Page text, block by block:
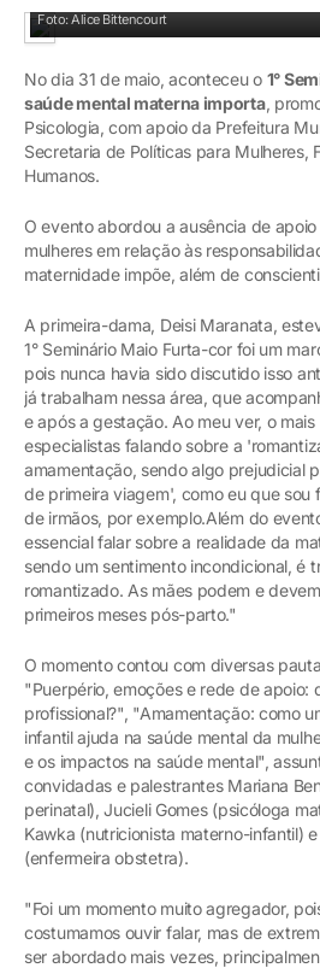
Foto: Alice Bittencourt
No dia 31 de maio, aconteceu o 1°
saúde mental materna importa,
Psicologia, com apoio da Prefeitura
Secretaria de Políticas para Mulheres,
Humanos.
O evento abordou a ausência de
mulheres em relação às
maternidade impõe, além de
A primeira-dama, Deisi Maranata,
1° Seminário Maio Furta-cor foi um
pois nunca havia sido discutido isso
já trabalham nessa área, que
e após a gestação. Ao meu ver, o
especialistas falando sobre a
amamentação, sendo algo prejudicial
de primeira viagem', como eu que sou
de irmãos, por exemplo.Além do
essencial falar sobre a realidade da
sendo um sentimento incondicional, é
romantizado. As mães podem e
primeiros meses pós-parto."
O momento contou com diversas
"Puerpério, emoções e rede de apoio:
profissional?", "Amamentação: como
infantil ajuda na saúde mental da
e os impactos na saúde mental",
convidadas e palestrantes Mariana
perinatal), Jucieli Gomes (psicóloga
Kawka (nutricionista materno-infantil)
(enfermeira obstetra).
"Foi um momento muito agregador,
costumamos ouvir falar, mas de
ser abordado mais vezes,